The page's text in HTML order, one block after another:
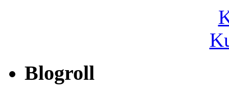
Blogroll